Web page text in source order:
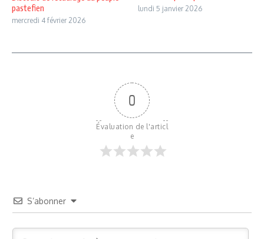
pastefien
mercredi 4 février 2026
lundi 5 janvier 2026
0
Évaluation de l'articl
e
S’abonner